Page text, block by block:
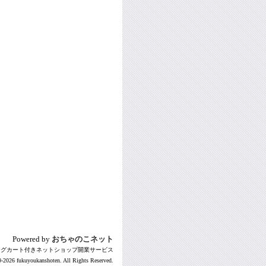
Powered by おちゃのこネット
カート付きネットショップ開業サービス
2026 fukuyoukanshoten. All Rights Reserved.